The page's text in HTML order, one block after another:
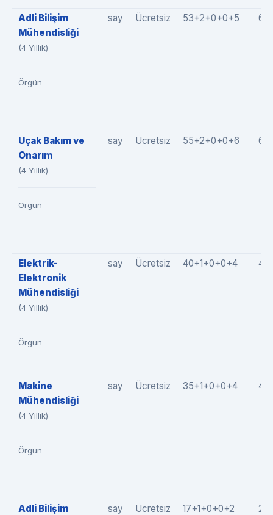
Adli Bilişim
Mühendisliği
(4 Yıllık)
Örgün
say Ücretsiz 53+2+0+0+5
Uçak Bakım ve
Onarım
(4 Yıllık)
Örgün
say Ücretsiz 55+2+0+0+6
Elektrik-
Elektronik
Mühendisliği
(4 Yıllık)
Örgün
say Ücretsiz 40+1+0+0+4
Makine
Mühendisliği
(4 Yıllık)
Örgün
say Ücretsiz 35+1+0+0+4
Adli Bilişim
say Ücretsiz 17+1+0+0+2